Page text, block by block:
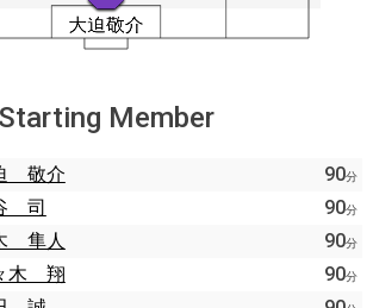
Starting Member
敬介 90分
司 90分
隼人 90分
木 翔 90分